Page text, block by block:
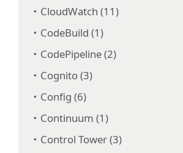
CloudWatch (11)
CodeBuild (1)
CodePipeline (2)
Cognito (3)
Config (6)
Continuum (1)
Control Tower (3)